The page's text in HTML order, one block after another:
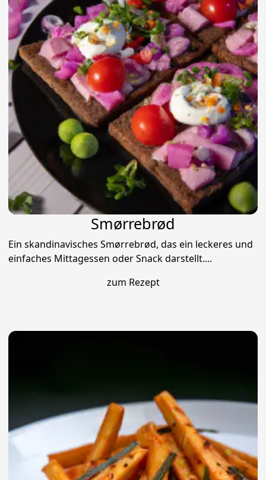
Smørrebrød
Ein skandinavisches Smørrebrød, das ein leckeres und
einfaches Mittagessen oder Snack darstellt....
zum Rezept